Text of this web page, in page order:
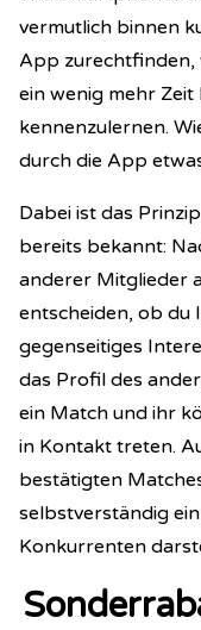
vermutlich binnen
App zurechtfinden,
ein wenig mehr Zeit
kennenzulernen.
durch die App
Dabei ist das
bereits bekannt:
anderer Mitglieder
entscheiden, ob du
gegenseitiges
das Profil des
ein Match und ihr
in Kontakt treten.
bestätigten
selbstverständig
Konkurrenten